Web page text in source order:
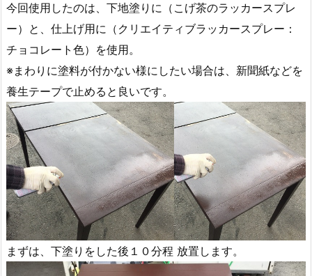
今回使用したのは、下地塗りに（こげ茶のラッカースプレ
ー）と、仕上げ用に（クリエイティブラッカースプレー：
チョコレート色）を使用。
※まわりに塗料が付かない様にしたい場合は、新聞紙などを
養生テープで止めると良いです。
まずは、下塗りをした後１０分程 放置します。